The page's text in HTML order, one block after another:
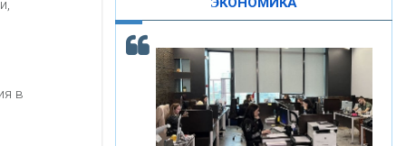
в
КОНТАКТЫ
Скорость - один из главных трендов в
кредитовании бизнеса - «Интервью»